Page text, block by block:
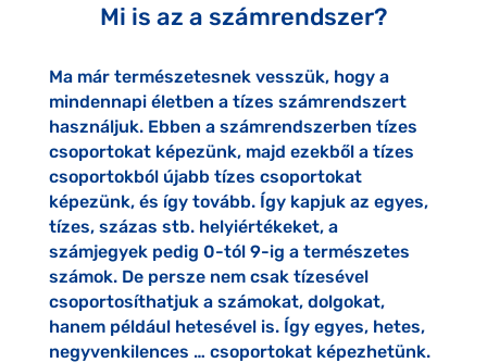
Mi is az a számrendszer?
Ma már természetesnek vesszük, hogy a
mindennapi életben a tízes számrendszert
használjuk. Ebben a számrendszerben tízes
csoportokat képezünk, majd ezekből a tízes
csoportokból újabb tízes csoportokat
képezünk, és így tovább. Így kapjuk az egyes,
tízes, százas stb. helyiértékeket, a
számjegyek pedig 0-tól 9-ig a természetes
számok. De persze nem csak tízesével
csoportosíthatjuk a számokat, dolgokat,
hanem például hetesével is. Így egyes, hetes,
negyvenkilences … csoportokat képezhetünk.